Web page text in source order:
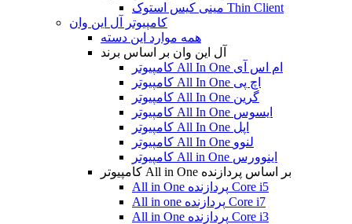
مینی کیس استوک Thin Client
کامپیوتر آل این وان
همه موارد این دسته
آل این وان بر اساس برند
کامپیوتر All In One ام اس آی
کامپیوتر All In One اچ پی
کامپیوتر All In One گرین
کامپیوتر All In One ایسوس
کامپیوتر All In One اپل
کامپیوتر All In One لنوو
کامپیوتر All in One اینوورس
کامپیوتر All in One بر اساس پردازنده
All in One پردازنده Core i5
All in one پردازنده Core i7
All in One پردازنده Core i3